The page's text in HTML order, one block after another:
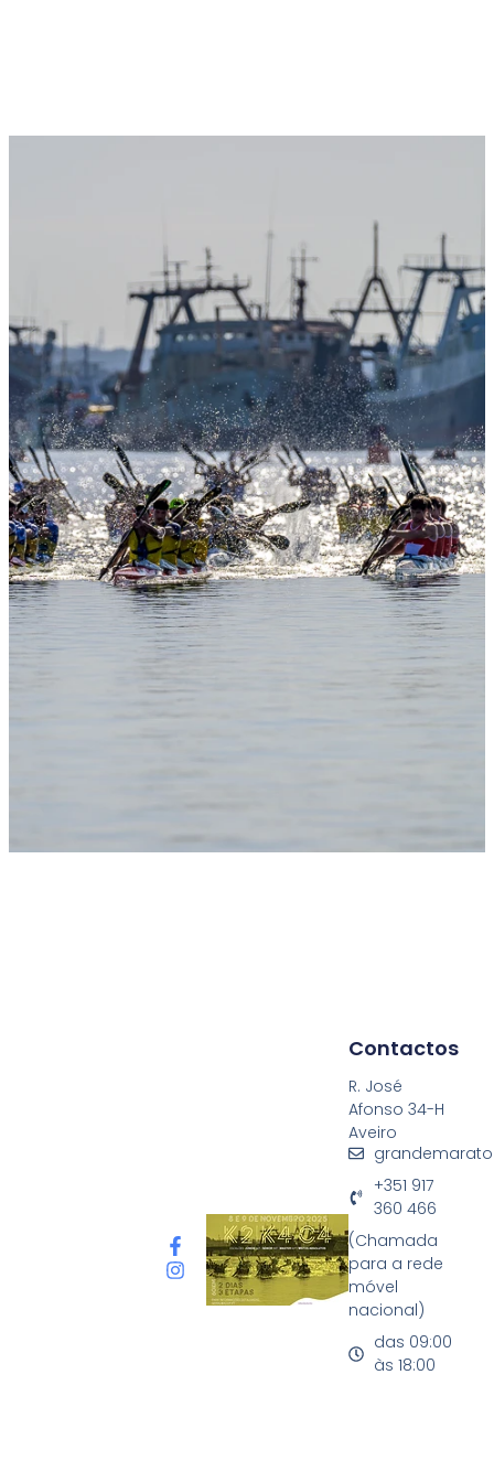
Contactos
R. José
Afonso 34-H
Aveiro
+351 917
360 466
(Chamada
para a rede
móvel
nacional)
das 09:00
às 18:00